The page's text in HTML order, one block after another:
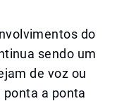
do
sendo um
de voz ou
a ponta